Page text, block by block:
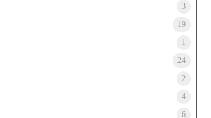
3
19
1
24
2
4
6